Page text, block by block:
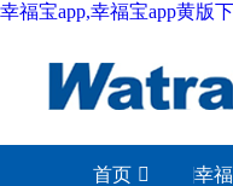
幸福宝app,幸福宝app黄版
首页 幸